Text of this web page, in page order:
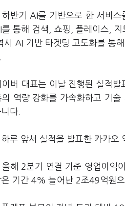
반기 AI를 기반으로 한 서비스
를 통해 검색 쇼핑 ,플레이스
지
시 AI 기반 타겟팅 고도화를 통
버 대표는 이날 진행된 실적발
의 역량 강화를 가속화하고 기
다
루 앞서 실적을 발표한 카카오
해 2분기 연결 기준 영업이익
기간 4% 늘어난 2조49억원